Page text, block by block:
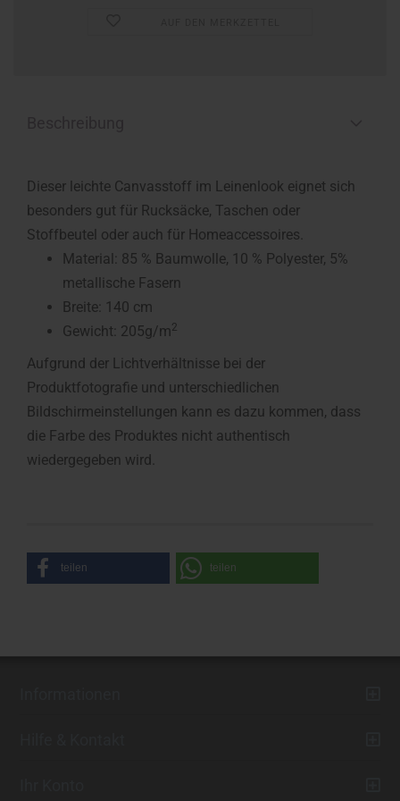
Dieser leichte Canvasstoff im Leinenlook eignet sich
besonders gut für Rucksäcke, Taschen oder
Stoffbeutel oder auch für Homeaccessoires.
Material: 85 % Baumwolle, 10 % Polyester, 5%
metallische Fasern
Breite: 140 cm
Gewicht: 205g/m2
Aufgrund der Lichtverhältnisse bei der
Produktfotografie und unterschiedlichen
Bildschirmeinstellungen kann es dazu kommen, dass
die Farbe des Produktes nicht authentisch
wiedergegeben wird.
teilen teilen